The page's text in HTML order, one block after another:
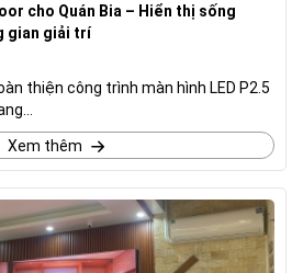
cho Quán Bia – Hiển thị sống
gian giải trí
thiện công trình màn hình LED P2.5
Xem thêm